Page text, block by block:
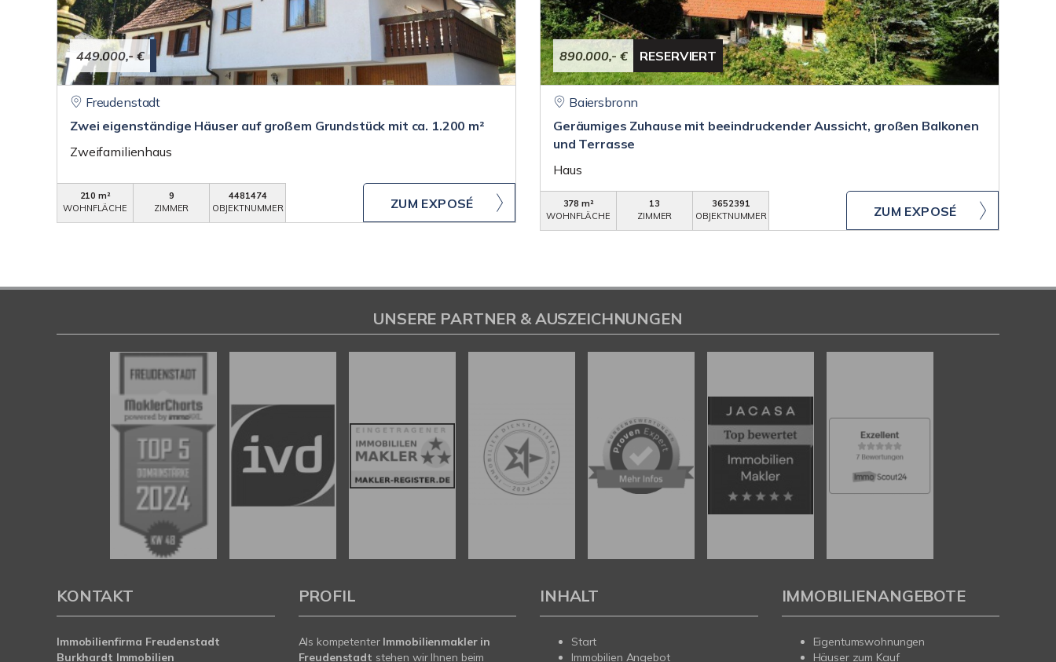
449.000,- €
Freudenstadt
Zwei eigenständige Häuser auf großem Grundstück mit ca. 1.200 m²
Zweifamilienhaus
210 m²
WOHNFLÄCHE
9
ZIMMER
4481474
OBJEKTNUMMER
ZUM EXPOSÉ
890.000,- € RESERVIERT
Baiersbronn
Geräumiges Zuhause mit beeindruckender Aussicht, großen Balkonen
und Terrasse
Haus
378 m²
WOHNFLÄCHE
13
ZIMMER
3652391
OBJEKTNUMMER
ZUM EXPOSÉ
UNSERE PARTNER & AUSZEICHNUNGEN
KONTAKT
Immobilienfirma Freudenstadt
Burkhardt Immobilien
PROFIL
Als kompetenter Immobilienmakler in
Freudenstadt stehen wir Ihnen beim
INHALT
Start
Immobilien Angebot
IMMOBILIENANGEBOTE
Eigentumswohnungen
Häuser zum Kauf